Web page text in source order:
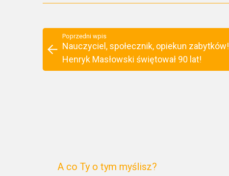
Poprzedni wpis
Nauczyciel, społecznik, opiekun zabytków!
Henryk Masłowski świętował 90 lat!
A co Ty o tym myślisz?